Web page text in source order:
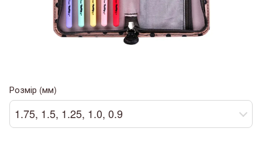
Розмір (мм)
1.75, 1.5, 1.25, 1.0, 0.9